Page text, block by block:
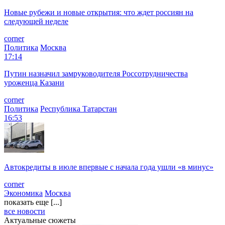
Новые рубежи и новые открытия: что ждет россиян на
следующей неделе
corner
Политика Москва
17:14
Путин назначил замруководителя Россотрудничества
уроженца Казани
corner
Политика Республика Татарстан
16:53
Автокредиты в июле впервые с начала года ушли «в минус»
corner
Экономика Москва
показать еще [...]
все новости
Актуальные сюжеты